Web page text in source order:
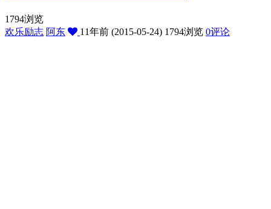
1794浏览
欢乐励志 阿东 11年前 (2015-05-24) 1794浏览 0评论